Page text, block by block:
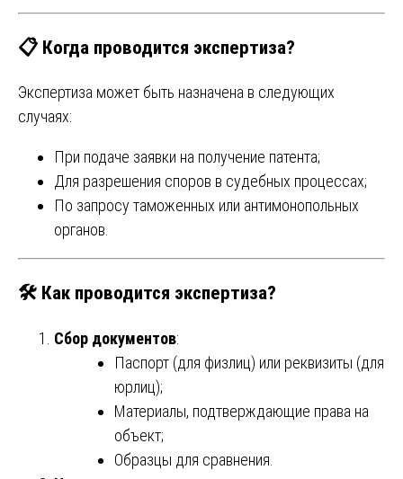
📋 Когда проводится экспертиза?
Экспертиза может быть назначена в следующих
случаях:
При подаче заявки на получение патента;
Для разрешения споров в судебных процессах;
По запросу таможенных или антимонопольных
органов.
🛠 Как проводится экспертиза?
Сбор документов:
Паспорт (для физлиц) или реквизиты (для
юрлиц);
Материалы, подтверждающие права на
объект;
Образцы для сравнения.